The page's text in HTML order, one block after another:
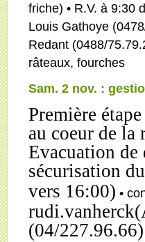
friche) • R.V. à 9:30
Louis Gathoye
Redant (0488/
râteaux, fourches
Sam. 2 nov. :
Première
au coeur de la
Evacuation de
sécurisation
vers 16:00) •
(04/227.96.66)